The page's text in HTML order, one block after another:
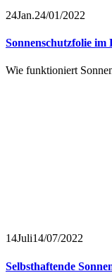
24Jan.24/01/2022
Sonnenschutzfolie
Wie funktioniert
14Juli14/07/2022
Selbsthaftende